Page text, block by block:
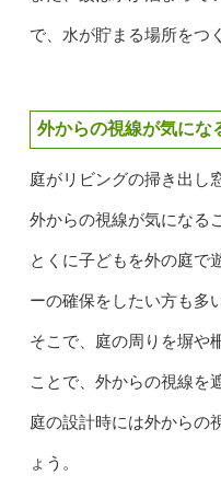
で、水が貯まる場所をつ
外からの視線が気にな
庭がリビングの掃き出し
外からの視線が気になる
とくに子どもを外の庭で
ーの確保をしたい方も多
そこで、庭の周りを塀や
ことで、外からの視線を
庭の設計時には外からの
ょう。